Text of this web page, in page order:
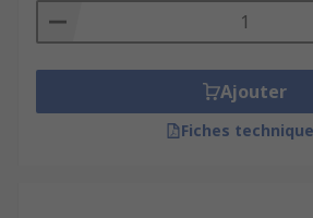
Ajouter
Fiches